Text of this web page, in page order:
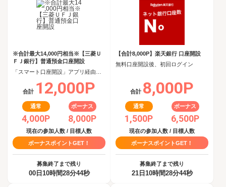
※合計最大14,000円相当※【三菱Ｕ
ＦＪ銀行】普通預金口座開設
合計 12,000P
通常
4,000P
ボーナス
8,000P
現在の参加人数 / 目標人数
ボーナスポイントGET！
募集終了まで残り
00日10時間28分44秒
【合計8,000P】楽天銀行 口座開設
無料口座開設後、初回ログイン
合計 8,000P
通常
1,500P
ボーナス
6,500P
現在の参加人数 / 目標人数
ボーナスポイントGET！
募集終了まで残り
21日10時間28分44秒